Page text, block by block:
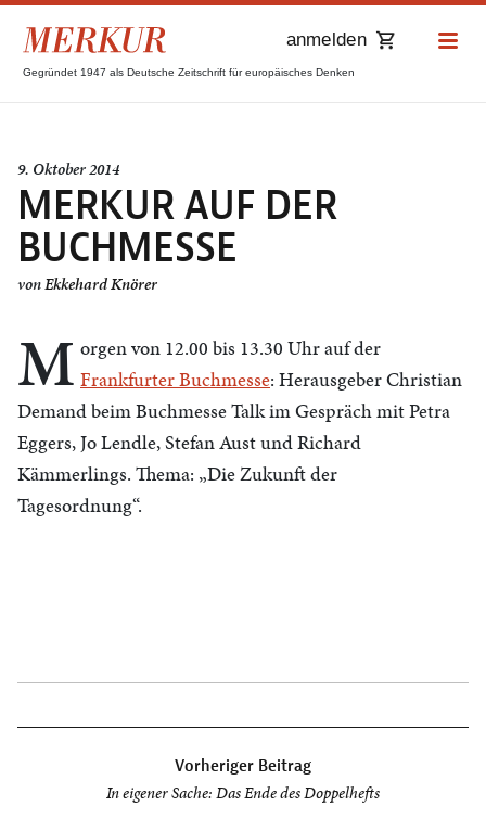
Gegründet 1947 als Deutsche Zeitschrift für europäisches Denken
anmelden
9. Oktober 2014
MERKUR AUF DER
BUCHMESSE
vonEkkehard Knörer
M orgen von 12.00 bis 13.30 Uhr auf der
Frankfurter Buchmesse: Herausgeber Christian
Demand beim Buchmesse Talk im Gespräch mit Petra
Eggers, Jo Lendle, Stefan Aust und Richard
Kämmerlings. Thema: „Die Zukunft der
Tagesordnung“.
Vorheriger Beitrag
In eigener Sache: Das Ende des Doppelhefts